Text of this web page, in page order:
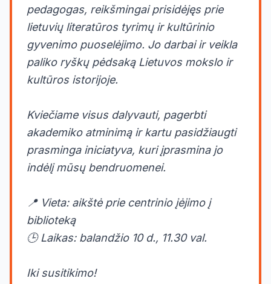
pedagogas, reikšmingai prisidėjęs prie
lietuvių literatūros tyrimų ir kultūrinio
gyvenimo puoselėjimo. Jo darbai ir veikla
paliko ryškų pėdsaką Lietuvos mokslo ir
kultūros istorijoje.
Kviečiame visus dalyvauti, pagerbti
akademiko atminimą ir kartu pasidžiaugti
prasminga iniciatyva, kuri įprasmina jo
indėlį mūsų bendruomenei.
📍 Vieta: aikštė prie centrinio įėjimo į
biblioteką
🕒 Laikas: balandžio 10 d., 11.30 val.
Iki susitikimo!